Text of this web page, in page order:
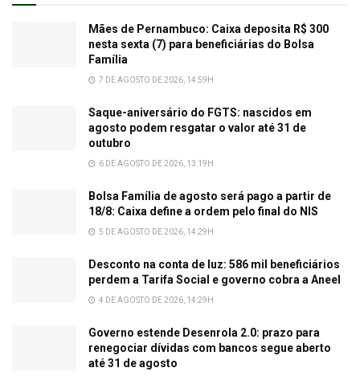
Mães de Pernambuco: Caixa deposita R$ 300
nesta sexta (7) para beneficiárias do Bolsa
Família
7 DE AGOSTO DE 2026, 14:59H
Saque-aniversário do FGTS: nascidos em
agosto podem resgatar o valor até 31 de
outubro
6 DE AGOSTO DE 2026, 13:19H
Bolsa Família de agosto será pago a partir de
18/8: Caixa define a ordem pelo final do NIS
5 DE AGOSTO DE 2026, 14:29H
Desconto na conta de luz: 586 mil beneficiários
perdem a Tarifa Social e governo cobra a Aneel
4 DE AGOSTO DE 2026, 14:29H
Governo estende Desenrola 2.0: prazo para
renegociar dívidas com bancos segue aberto
até 31 de agosto